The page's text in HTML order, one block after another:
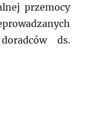
przemocy
ds.